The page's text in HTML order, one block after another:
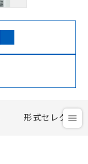
形式セレクタ